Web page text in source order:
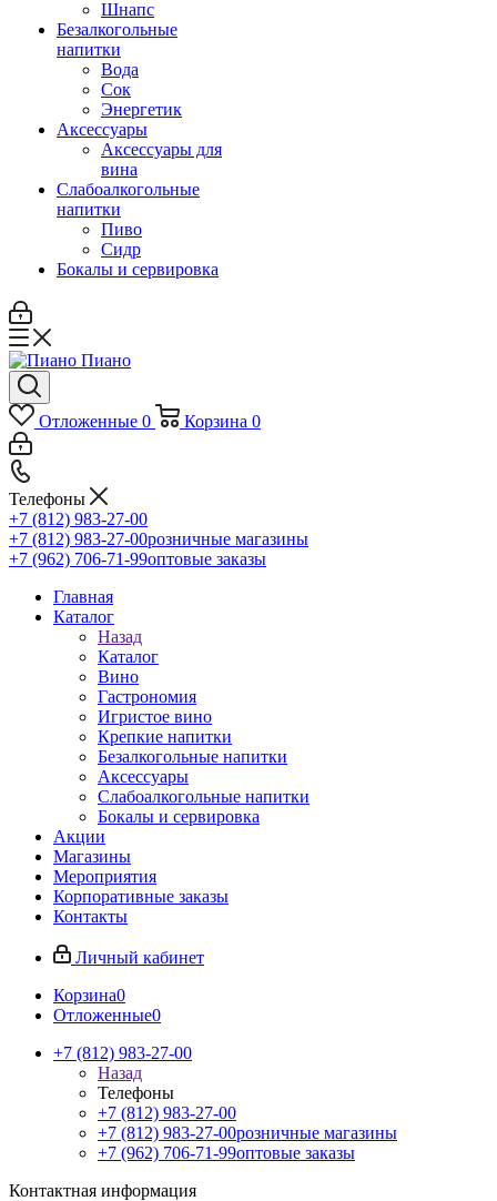
Шнапс
Безалкогольные
напитки
Вода
Сок
Энергетик
Аксессуары
Аксессуары для
вина
Слабоалкогольные
напитки
Пиво
Сидр
Бокалы и сервировка
Отложенные 0 Корзина 0
Телефоны
+7 (812) 983-27-00
+7 (812) 983-27-00розничные магазины
+7 (962) 706-71-99оптовые заказы
Главная
Каталог
Назад
Каталог
Вино
Гастрономия
Игристое вино
Крепкие напитки
Безалкогольные напитки
Аксессуары
Слабоалкогольные напитки
Бокалы и сервировка
Акции
Магазины
Мероприятия
Корпоративные заказы
Контакты
Личный кабинет
Корзина0
Отложенные0
+7 (812) 983-27-00
Назад
Телефоны
+7 (812) 983-27-00
+7 (812) 983-27-00розничные магазины
+7 (962) 706-71-99оптовые заказы
Контактная информация